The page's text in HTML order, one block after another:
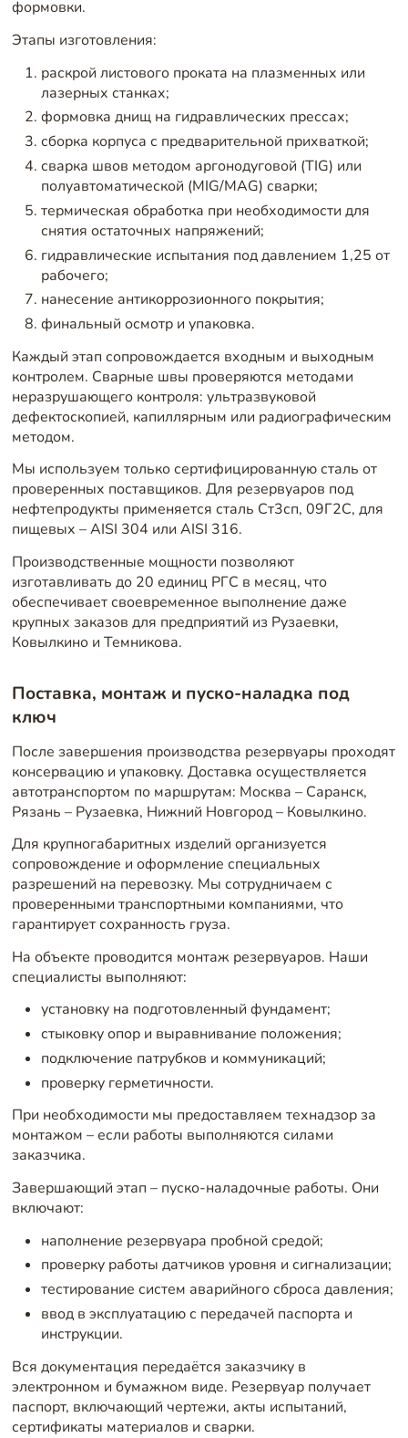
формовки.
Этапы изготовления:
раскрой листового проката на плазменных или
лазерных станках;
формовка днищ на гидравлических прессах;
сборка корпуса с предварительной прихваткой;
сварка швов методом аргонодуговой (TIG) или
полуавтоматической (MIG/MAG) сварки;
термическая обработка при необходимости для
снятия остаточных напряжений;
гидравлические испытания под давлением 1,25 от
рабочего;
нанесение антикоррозионного покрытия;
финальный осмотр и упаковка.
Каждый этап сопровождается входным и выходным
контролем. Сварные швы проверяются методами
неразрушающего контроля: ультразвуковой
дефектоскопией, капиллярным или радиографическим
методом.
Мы используем только сертифицированную сталь от
проверенных поставщиков. Для резервуаров под
нефтепродукты применяется сталь Ст3сп, 09Г2С, для
пищевых – AISI 304 или AISI 316.
Производственные мощности позволяют
изготавливать до 20 единиц РГС в месяц, что
обеспечивает своевременное выполнение даже
крупных заказов для предприятий из Рузаевки,
Ковылкино и Темникова.
Поставка, монтаж и пуско-наладка под
ключ
После завершения производства резервуары проходят
консервацию и упаковку. Доставка осуществляется
автотранспортом по маршрутам: Москва – Саранск,
Рязань – Рузаевка, Нижний Новгород – Ковылкино.
Для крупногабаритных изделий организуется
сопровождение и оформление специальных
разрешений на перевозку. Мы сотрудничаем с
проверенными транспортными компаниями, что
гарантирует сохранность груза.
На объекте проводится монтаж резервуаров. Наши
специалисты выполняют:
установку на подготовленный фундамент;
стыковку опор и выравнивание положения;
подключение патрубков и коммуникаций;
проверку герметичности.
При необходимости мы предоставляем технадзор за
монтажом – если работы выполняются силами
заказчика.
Завершающий этап – пуско-наладочные работы. Они
включают:
наполнение резервуара пробной средой;
проверку работы датчиков уровня и сигнализации;
тестирование систем аварийного сброса давления;
ввод в эксплуатацию с передачей паспорта и
инструкции.
Вся документация передаётся заказчику в
электронном и бумажном виде. Резервуар получает
паспорт, включающий чертежи, акты испытаний,
сертификаты материалов и сварки.